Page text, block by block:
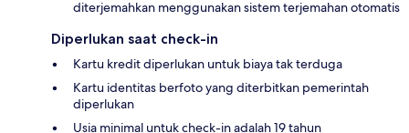
diterjemahkan menggunakan sistem terjemahan otomatis
Diperlukan saat check-in
Kartu kredit diperlukan untuk biaya tak terduga
Kartu identitas berfoto yang diterbitkan pemerintah
diperlukan
Usia minimal untuk check-in adalah 19 tahun